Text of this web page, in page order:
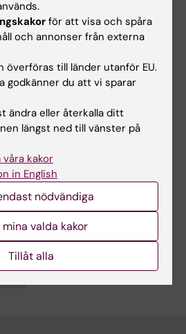
supervise the students in
the course Work and
2.
Association for Work
Psychologists, a
that operates under
of Psychologists.
för att visa och spåra
och annonser från externa
överföras till länder utanför EU.
godkänner du att vi sparar
ändra eller återkalla ditt
längst ned till vänster på
kakor
in English
nödvändiga
valda kakor
Tillåt alla